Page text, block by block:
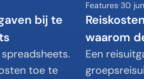
bij te
toe te
Features 30
waarom
Een